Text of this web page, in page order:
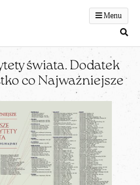
Menu
świata. Dodatek
co Najważniejsze